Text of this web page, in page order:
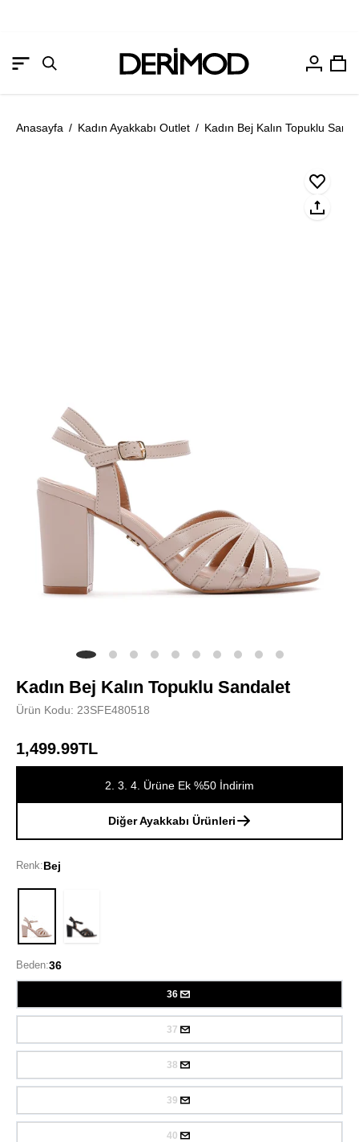
GezinmeArama
Hesabım
Anasayfa / Kadın Ayakkabı Outlet / Kadın Bej Kalın Topuklu
Kadın Bej Kalın Topuklu Sandalet
Ürün Kodu: 23SFE480518
1,499.99TL
2. 3. 4. Ürüne Ek %50 İndirim
Diğer Ayakkabı Ürünleri
Renk:Bej
Bej
Beden:36
36
37
38
39
40